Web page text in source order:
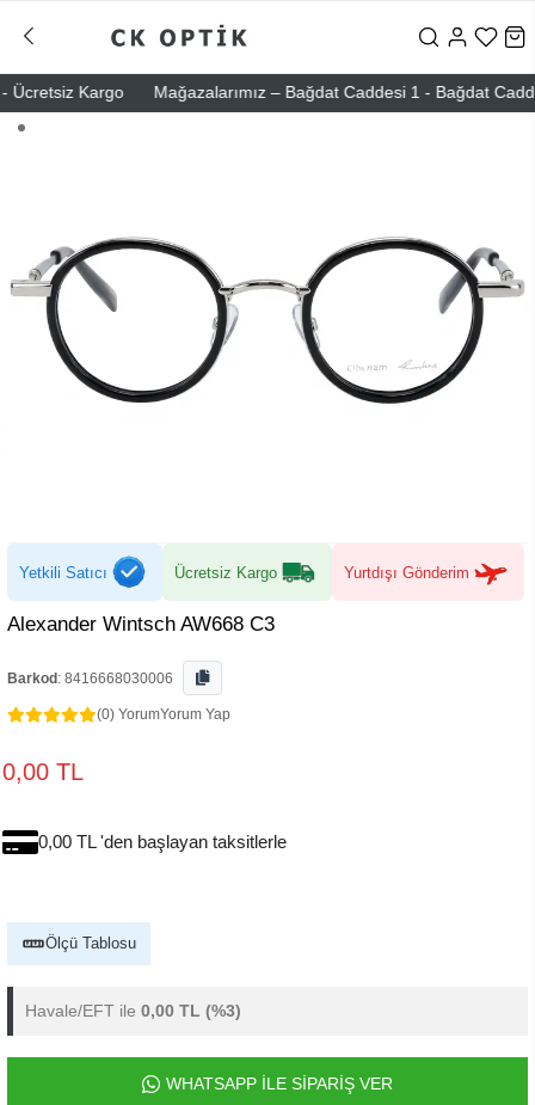
Kargo Mağazalarımız – Bağdat Caddesi 1 - Bağdat
Yetkili Satıcı Ücretsiz Kargo Yurtdışı Gönderim
Alexander Wintsch AW668 C3
Barkod : 8416668030006
(0) YorumYorum Yap
0,00 TL
0,00 TL 'den başlayan taksitlerle
Ölçü Tablosu
Havale/EFT ile 0,00 TL (%3)
WHATSAPP İLE SİPARİŞ VER